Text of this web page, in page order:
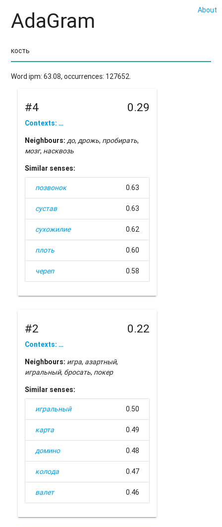
About
AdaGram
Word ipm: 63.08, occurrences: 127652.
#4 0.29
Contexts: …
Neighbours: до,дрожь, пробирать,
мозг, насквозь
Similar senses:
позвонок 0.63
сустав 0.63
сухожилие 0.62
плоть 0.60
череп 0.58
#2 0.22
Contexts: …
Neighbours: игра, азартный,
игральный, бросать, покер
Similar senses:
игральный 0.50
карта 0.49
домино 0.48
колода 0.47
валет 0.46